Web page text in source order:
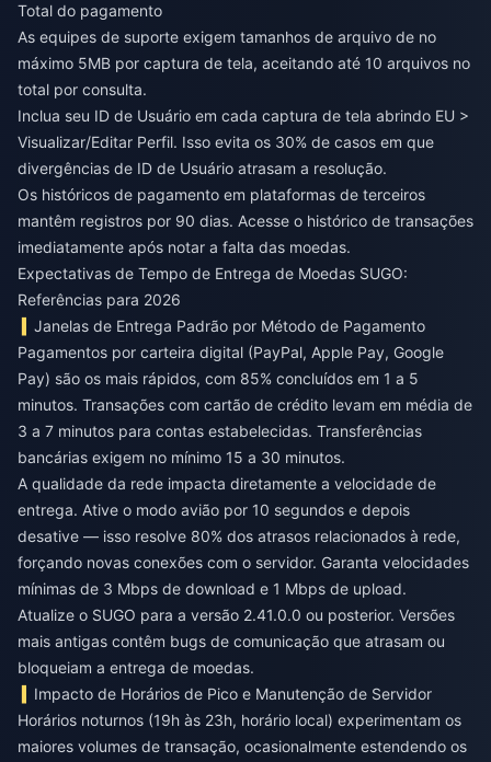
Total do pagamento
As equipes de suporte exigem tamanhos de arquivo de no
máximo 5MB por captura de tela, aceitando até 10 arquivos no
total por consulta.
Inclua seu ID de Usuário em cada captura de tela abrindo EU >
Visualizar/Editar Perfil. Isso evita os 30% de casos em que
divergências de ID de Usuário atrasam a resolução.
Os históricos de pagamento em plataformas de terceiros
mantêm registros por 90 dias. Acesse o histórico de transações
imediatamente após notar a falta das moedas.
Expectativas de Tempo de Entrega de Moedas SUGO:
Referências para 2026
Janelas de Entrega Padrão por Método de Pagamento
Pagamentos por carteira digital (PayPal, Apple Pay, Google
Pay) são os mais rápidos, com 85% concluídos em 1 a 5
minutos. Transações com cartão de crédito levam em média de
3 a 7 minutos para contas estabelecidas. Transferências
bancárias exigem no mínimo 15 a 30 minutos.
A qualidade da rede impacta diretamente a velocidade de
entrega. Ative o modo avião por 10 segundos e depois
desative — isso resolve 80% dos atrasos relacionados à rede,
forçando novas conexões com o servidor. Garanta velocidades
mínimas de 3 Mbps de download e 1 Mbps de upload.
Atualize o SUGO para a versão 2.41.0.0 ou posterior. Versões
mais antigas contêm bugs de comunicação que atrasam ou
bloqueiam a entrega de moedas.
Impacto de Horários de Pico e Manutenção de Servidor
Horários noturnos (19h às 23h, horário local) experimentam os
maiores volumes de transação, ocasionalmente estendendo os